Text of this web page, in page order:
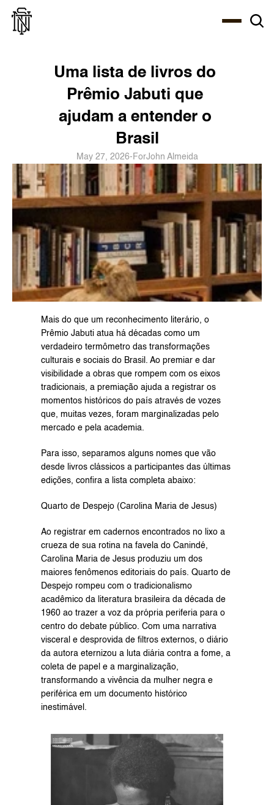
Uma lista de livros do
Prêmio Jabuti que
ajudam a entender o
Brasil
May 27, 2026- ForJohn Almeida
Mais do que um reconhecimento literário, o
Prêmio Jabuti atua há décadas como um
verdadeiro termômetro das transformações
culturais e sociais do Brasil. Ao premiar e dar
visibilidade a obras que rompem com os eixos
tradicionais, a premiação ajuda a registrar os
momentos históricos do país através de vozes
que, muitas vezes, foram marginalizadas pelo
mercado e pela academia.
Para isso, separamos alguns nomes que vão
desde livros clássicos a participantes das últimas
edições, confira a lista completa abaixo:
Quarto de Despejo (Carolina Maria de Jesus)
Ao registrar em cadernos encontrados no lixo a
crueza de sua rotina na favela do Canindé,
Carolina Maria de Jesus produziu um dos
maiores fenômenos editoriais do país. Quarto de
Despejo rompeu com o tradicionalismo
acadêmico da literatura brasileira da década de
1960 ao trazer a voz da própria periferia para o
centro do debate público. Com uma narrativa
visceral e desprovida de filtros externos, o diário
da autora eternizou a luta diária contra a fome, a
coleta de papel e a marginalização,
transformando a vivência da mulher negra e
periférica em um documento histórico
inestimável.